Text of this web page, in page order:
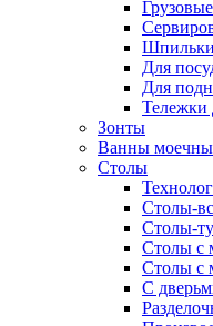
Грузовые
Шпильки
Для
Для
Тележки
Зонты
Ванны
Столы
Столы-
Столы-
Столы с
Столы с
С